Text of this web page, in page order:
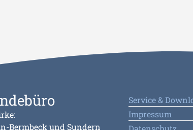
Bermbeck und Sundern
Service &
Impressum